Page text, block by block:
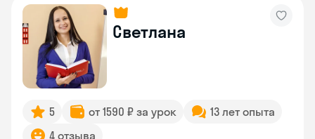
Светлана
5 от 1590 ₽ за урок
13 лет опыта
4 отзыва